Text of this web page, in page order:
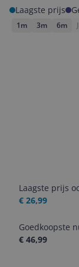
Laagste prijs
1m 3m 6m
Laagste prijs
€ 26,99
Goedkoopste
€ 46,99